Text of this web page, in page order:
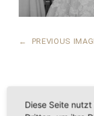
← PREVIOUS
Diese Seite